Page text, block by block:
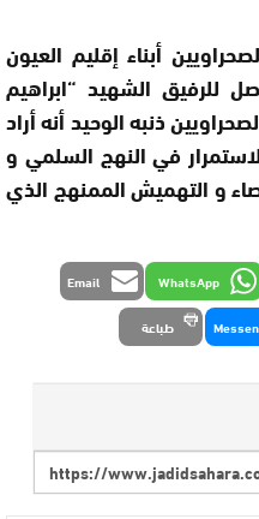
أبناء إقليم العيون
للرفيق الشهيد “ابراهيم
ذنبه الوحيد أنه أراد
في النهج السلمي و
و التهميش الممنهج الذي
WhatsApp
Email
طباعة